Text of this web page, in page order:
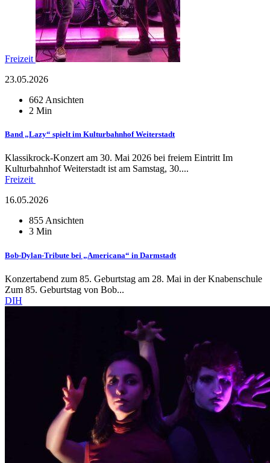
Freizeit
23.05.2026
662 Ansichten
2 Min
Band „Lazy“ spielt im Kulturbahnhof Weiterstadt
Klassikrock-Konzert am 30. Mai 2026 bei freiem Eintritt Im
Kulturbahnhof Weiterstadt ist am Samstag, 30....
Freizeit
16.05.2026
855 Ansichten
3 Min
Bob-Dylan-Tribute bei „Americana“ in Darmstadt
Konzertabend zum 85. Geburtstag am 28. Mai in der Knabenschule
Zum 85. Geburtstag von Bob...
DIH